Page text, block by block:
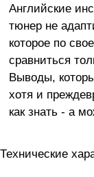
Английские
тюнер не
которое по
сравниться
Выводы,
хотя и
как знать - а
Технические